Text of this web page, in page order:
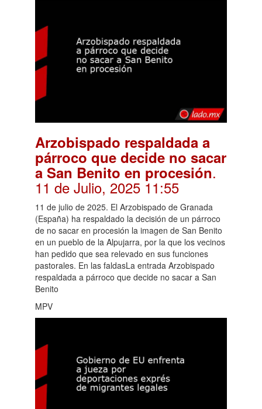
Arzobispado respaldada a
párroco que decide no sacar
a San Benito en procesión.
11 de Julio, 2025 11:55
11 de julio de 2025. El Arzobispado de Granada
(España) ha respaldado la decisión de un párroco
de no sacar en procesión la imagen de San Benito
en un pueblo de la Alpujarra, por la que los vecinos
han pedido que sea relevado en sus funciones
pastorales. En las faldasLa entrada Arzobispado
respaldada a párroco que decide no sacar a San
Benito
MPV